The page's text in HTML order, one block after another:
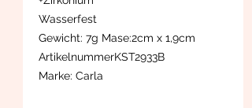
Wasserfest
Gewicht: 7g Mase:2cm x 1,9cm
ArtikelnummerKST2933B
Marke: Carla